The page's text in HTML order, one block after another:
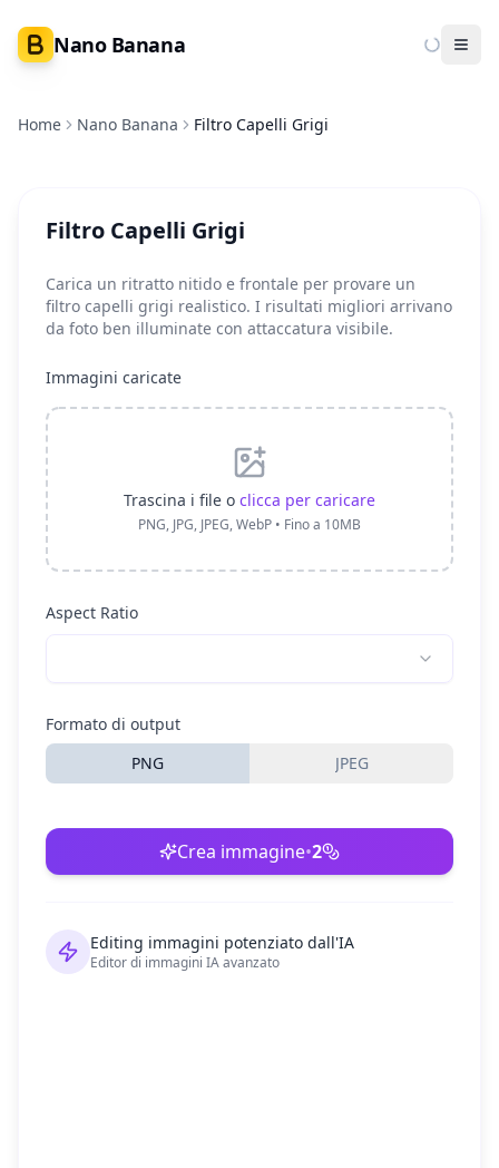
Nano Banana
Home Nano Banana Filtro Capelli Grigi
Filtro Capelli Grigi
Carica un ritratto nitido e frontale per provare un
filtro capelli grigi realistico. I risultati migliori arrivano
da foto ben illuminate con attaccatura visibile.
Immagini caricate
Trascina i file o clicca per caricare
PNG, JPG, JPEG, WebP • Fino a 10MB
Aspect Ratio
Formato di output
PNG
JPEG
Crea immagine•2
Editing immagini potenziato dall'IA
Editor di immagini IA avanzato